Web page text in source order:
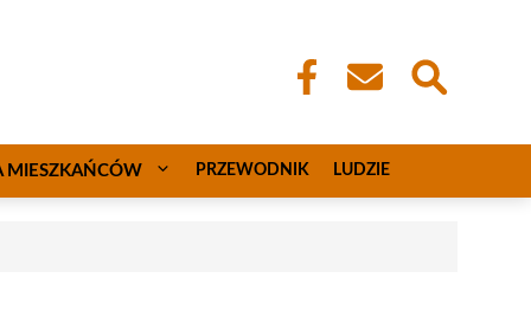
MIESZKAŃCÓW PRZEWODNIK LUDZIE